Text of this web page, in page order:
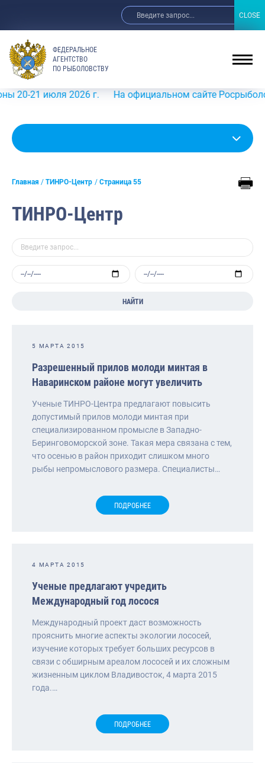
ФЕДЕРАЛЬНОЕ
АГЕНТСТВО
ПО РЫБОЛОВСТВУ
2026 г. На официальном сайте Росрыболовства в
Главная ТИНРО-Центр Страница 55
ТИНРО-Центр
НАЙТИ
5 МАРТА 2015
Разрешенный прилов молоди минтая в
Наваринском районе могут увеличить
Ученые ТИНРО-Центра предлагают повысить
допустимый прилов молоди минтая при
специализированном промысле в Западно-
Беринговоморской зоне. Такая мера связана с тем,
что осенью в район приходит слишком много
рыбы непромыслового размера. Специалисты…
ПОДРОБНЕЕ
4 МАРТА 2015
Ученые предлагают учредить
Международный год лосося
Международный проект даст возможность
прояснить многие аспекты экологии лососей,
изучение которых требует больших ресурсов в
связи с обширным ареалом лососей и их сложным
жизненным циклом Владивосток, 4 марта 2015
года.…
ПОДРОБНЕЕ
CLOSE
CLOSE